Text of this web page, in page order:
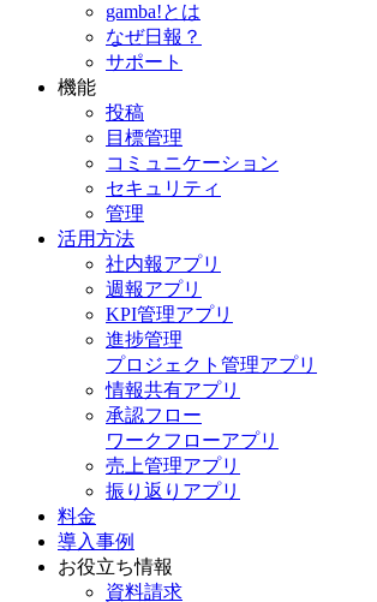
gamba!とは
なぜ日報？
サポート
機能
投稿
目標管理
コミュニケーション
セキュリティ
管理
活用方法
社内報アプリ
週報アプリ
KPI管理アプリ
進捗管理
プロジェクト管理アプリ
情報共有アプリ
承認フロー
ワークフローアプリ
売上管理アプリ
振り返りアプリ
料金
導入事例
お役立ち情報
資料請求